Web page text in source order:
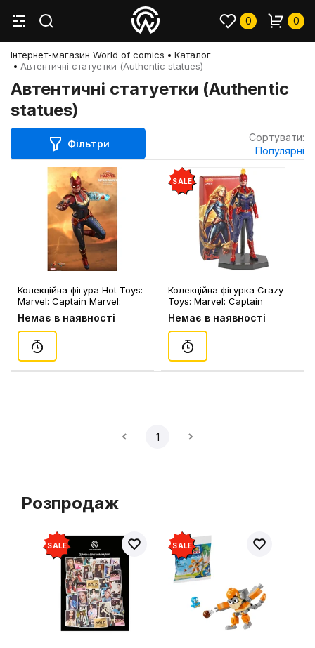
0 0
Інтернет-магазин World of comics
Каталог
Автентичні статуетки (Authentic statues)
Автентичні статуетки (Authentic
statues)
Фільтри
Сортувати:
Популярні
Колекційна фігура Hot Toys:
Marvel: Captain Marvel:
Captain Marvel (Deluxe),
(89772)
Немає в наявності
SALE
Колекційна фігурка Crazy
Toys: Marvel: Captain
Marvel, (44404)
Немає в наявності
1
Розпродаж
SALE SALE